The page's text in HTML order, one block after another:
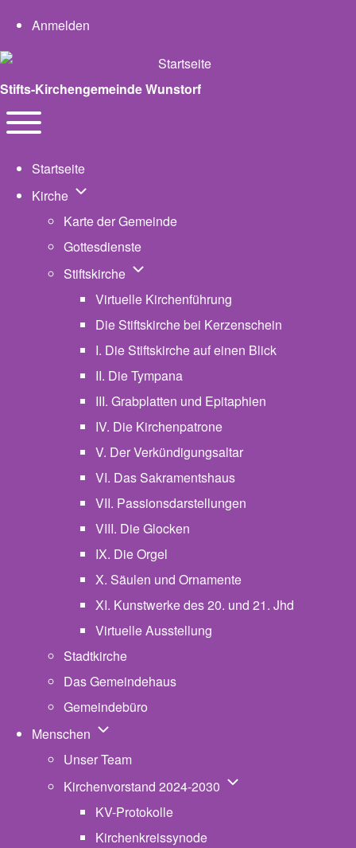
User account menu
Anmelden
Stifts-Kirchengemeinde Wunstorf
Navigation
Startseite
Kirche Unternavigation von Kirche
Karte der Gemeinde
Gottesdienste
Stiftskirche Unternavigation von Stiftskirche
Virtuelle Kirchenführung
Die Stiftskirche bei Kerzenschein
I. Die Stiftskirche auf einen Blick
II. Die Tympana
III. Grabplatten und Epitaphien
IV. Die Kirchenpatrone
V. Der Verkündigungsaltar
VI. Das Sakramentshaus
VII. Passionsdarstellungen
VIII. Die Glocken
IX. Die Orgel
X. Säulen und Ornamente
XI. Kunstwerke des 20. und 21. Jhd
Virtuelle Ausstellung
Stadtkirche
Das Gemeindehaus
Gemeindebüro
Menschen Unternavigation von Menschen
Unser Team
Kirchenvorstand 2024-2030 Unternavigation von
KV-Protokolle
Kirchenkreissynode